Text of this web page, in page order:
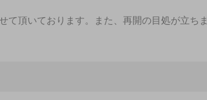
て頂いております。また、再開の目処が立ちま